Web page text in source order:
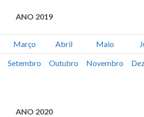
ANO 2019
Março Abril Maio
Setembro Outubro Novembro
ANO 2020